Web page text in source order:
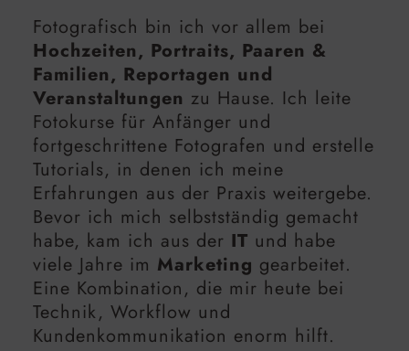
Fotografisch bin ich vor allem bei
Hochzeiten, Portraits, Paaren &
Familien, Reportagen und
Veranstaltungen zu Hause. Ich leite
Fotokurse für Anfänger und
fortgeschrittene Fotografen und erstelle
Tutorials, in denen ich meine
Erfahrungen aus der Praxis weitergebe.
Bevor ich mich selbstständig gemacht
habe, kam ich aus der IT und habe
viele Jahre im Marketing gearbeitet.
Eine Kombination, die mir heute bei
Technik, Workflow und
Kundenkommunikation enorm hilft.